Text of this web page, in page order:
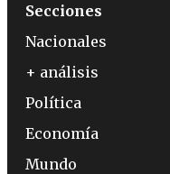
Secciones
Nacionales
+ análisis
Política
Economía
Mundo